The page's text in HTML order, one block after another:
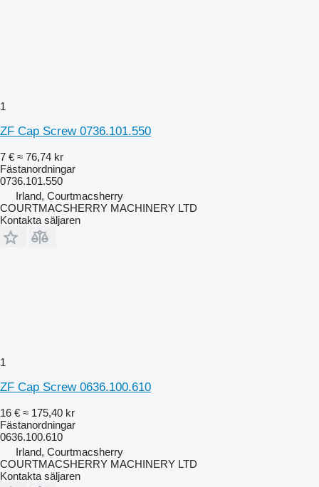
1
ZF Cap Screw 0736.101.550
7 € ≈ 76,74 kr
Fästanordningar
0736.101.550
Irland, Courtmacsherry
COURTMACSHERRY MACHINERY LTD
Kontakta säljaren
1
ZF Cap Screw 0636.100.610
16 € ≈ 175,40 kr
Fästanordningar
0636.100.610
Irland, Courtmacsherry
COURTMACSHERRY MACHINERY LTD
Kontakta säljaren